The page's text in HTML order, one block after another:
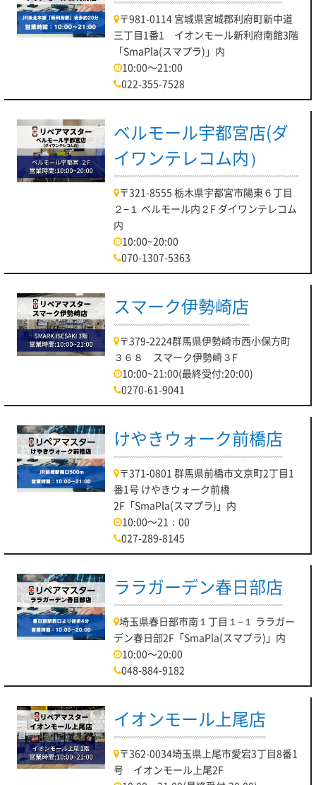
〒981-0114 宮城県宮城郡利府町新中道
三丁目1番1 イオンモール新利府南館3階
「SmaPla(スマプラ)」内
10:00～21:00
022-355-7528
ベルモール宇都宮店(ダ
イワンテレコム内）
〒321-8555 栃木県宇都宮市陽東６丁目
２−１ ベルモール内２F ダイワンテレコム
内
10:00~20:00
070-1307-5363
スマーク伊勢崎店
〒379-2224群馬県伊勢崎市西小保方町
３６８ スマーク伊勢崎３F
10:00~21:00(最終受付:20:00)
0270-61-9041
けやきウォーク前橋店
〒371-0801 群馬県前橋市文京町2丁目1
番1号 けやきウォーク前橋
2F「SmaPla(スマプラ)」内
10:00～21：00
027-289-8145
ララガーデン春日部店
埼玉県春日部市南１丁目１−１ ララガー
デン春日部2F「SmaPla(スマプラ)」内
10:00～20:00
048-884-9182
イオンモール上尾店
〒362-0034埼玉県上尾市愛宕3丁目8番1
号 イオンモール上尾2F